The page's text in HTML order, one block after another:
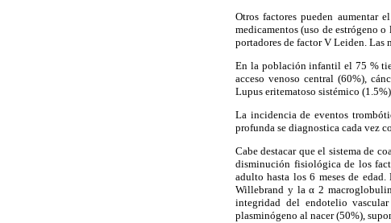
Otros factores pueden aumentar
medicamentos (uso de estrógeno
portadores de factor V Leiden. Las
En la población infantil el 75 %
acceso venoso central (60%),
Lupus eritematoso sistémico
La incidencia de eventos
profunda se diagnostica cada vez
Cabe destacar que el sistema de
disminución fisiológica de los
adulto hasta los 6 meses de
Willebrand y la α 2
integridad del endotelio
plasminógeno al nacer (50%),